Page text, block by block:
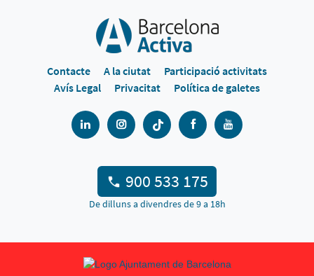
Contacte A la ciutat
Participació activitats
Avís Legal
Privacitat Política de galetes
900 533 175
De dilluns a divendres de 9 a 18h